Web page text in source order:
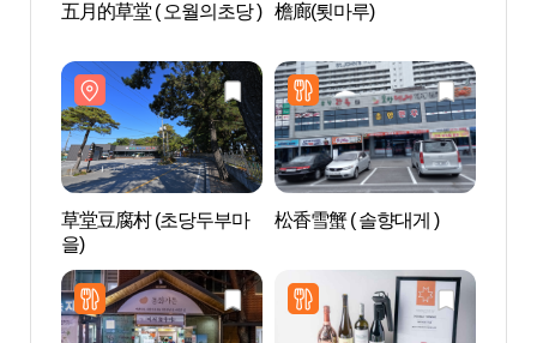
五月的草堂 ( 오월의초당 ) 檐廊(툇마루)
草堂豆腐村 (초당두부마
을)
松香雪蟹 ( 솔향대게 )